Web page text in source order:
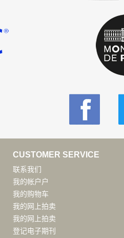
CUSTOMER SERVICE
联系我们
我的帐户户
我的购物车
我的网上拍卖
我的网上拍卖
登记电子期刊